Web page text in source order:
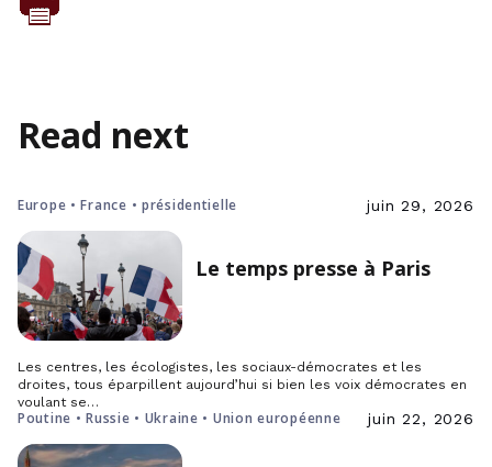
Read next
Europe • France • présidentielle juin 29, 2026
Le temps presse à Paris
Les centres, les écologistes, les sociaux-démocrates et les
droites, tous éparpillent aujourd’hui si bien les voix démocrates en
voulant se…
Poutine • Russie • Ukraine • Union européenne juin 22, 2026